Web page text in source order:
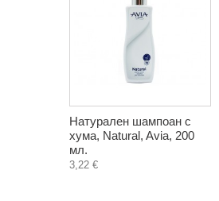
Натурален шампоан с
хума, Natural, Avia, 200
мл.
3,22 €